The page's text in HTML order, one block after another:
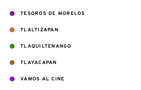
TESOROS DE MORELOS
TLALTIZAPAN
TLAQUILTENANGO
TLAYACAPAN
VAMOS AL CINE